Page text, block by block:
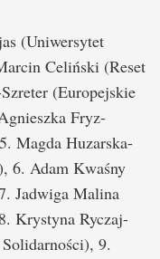
(Uniwersytet
Celiński (Reset
(Europejskie
Fryz-
Magda Huzarska-
6. Adam Kwaśny
Jadwiga Malina
Krystyna Ryczaj-
9.